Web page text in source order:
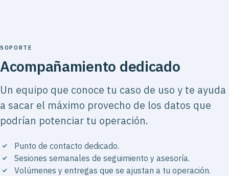
SOPORTE
Acompañamiento dedicado
Un equipo que conoce tu caso de uso y te ayuda
a sacar el máximo provecho de los datos que
podrían potenciar tu operación.
Punto de contacto dedicado.
Sesiones semanales de seguimiento y asesoría.
Volúmenes y entregas que se ajustan a tu operación.